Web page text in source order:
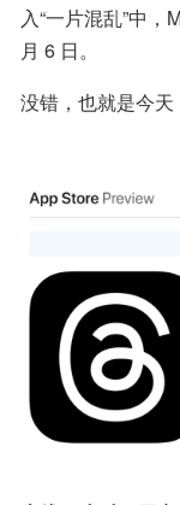
入“一片混乱”中
月 6 日。
没错，也就是今天